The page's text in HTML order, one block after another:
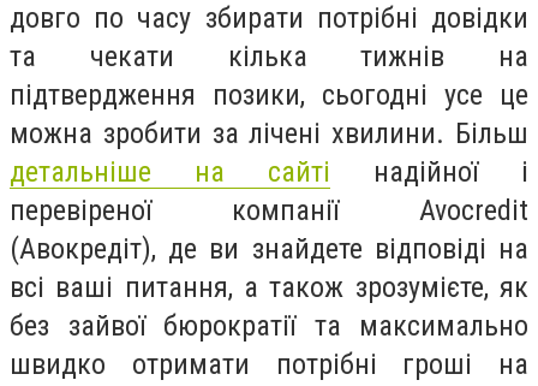
довго по часу збирати потрібні довідки
та чекати кілька тижнів на
підтвердження позики, сьогодні усе це
можна зробити за лічені хвилини. Більш
детальніше на сайті надійної і
перевіреної компанії Avocredit
(Авокредіт), де ви знайдете відповіді на
всі ваші питання, а також зрозумієте, як
без зайвої бюрократії та максимально
швидко отримати потрібні гроші на